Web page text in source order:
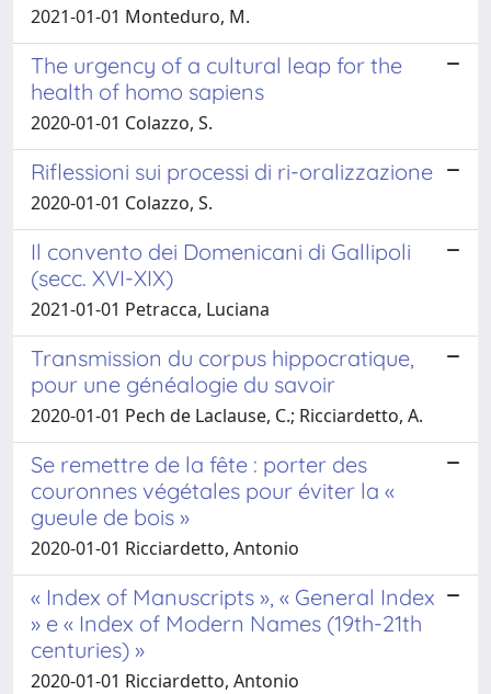
2021-01-01 Monteduro, M.
The urgency of a cultural leap for the
health of homo sapiens
2020-01-01 Colazzo, S.
Riflessioni sui processi di ri-oralizzazione
2020-01-01 Colazzo, S.
Il convento dei Domenicani di Gallipoli
(secc. XVI-XIX)
2021-01-01 Petracca, Luciana
Transmission du corpus hippocratique,
pour une généalogie du savoir
2020-01-01 Pech de Laclause, C.; Ricciardetto, A.
Se remettre de la fête : porter des
couronnes végétales pour éviter la «
gueule de bois »
2020-01-01 Ricciardetto, Antonio
« Index of Manuscripts », « General Index
» e « Index of Modern Names (19th-21th
centuries) »
2020-01-01 Ricciardetto, Antonio